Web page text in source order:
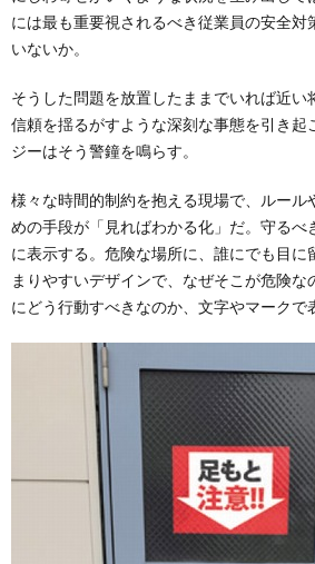
には最も重要視されるべき従業員の安全対
いないか。
そうした問題を放置したままでいれば近い
信頼を揺るがすような深刻な事態を引き起
ジーはそう警鐘を鳴らす。
様々な時間的制約を抱える現場で、ルール
めの手段が「見ればわかる化」だ。守るべ
に表示する。危険な場所に、誰にでも目に
まりやすいデザインで、なぜそこが危険な
にどう行動すべきなのか、文字やマークで